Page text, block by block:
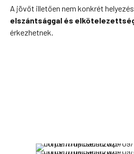
A jövőt illetően nem konkrét
elszántsággal és
érkezhetnek.